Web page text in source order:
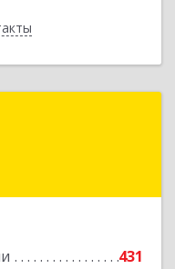
431
г, Ульянова ул,